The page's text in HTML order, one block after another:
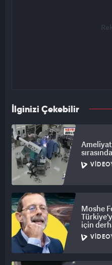
İlginizi Çekebilir
Moshe
için